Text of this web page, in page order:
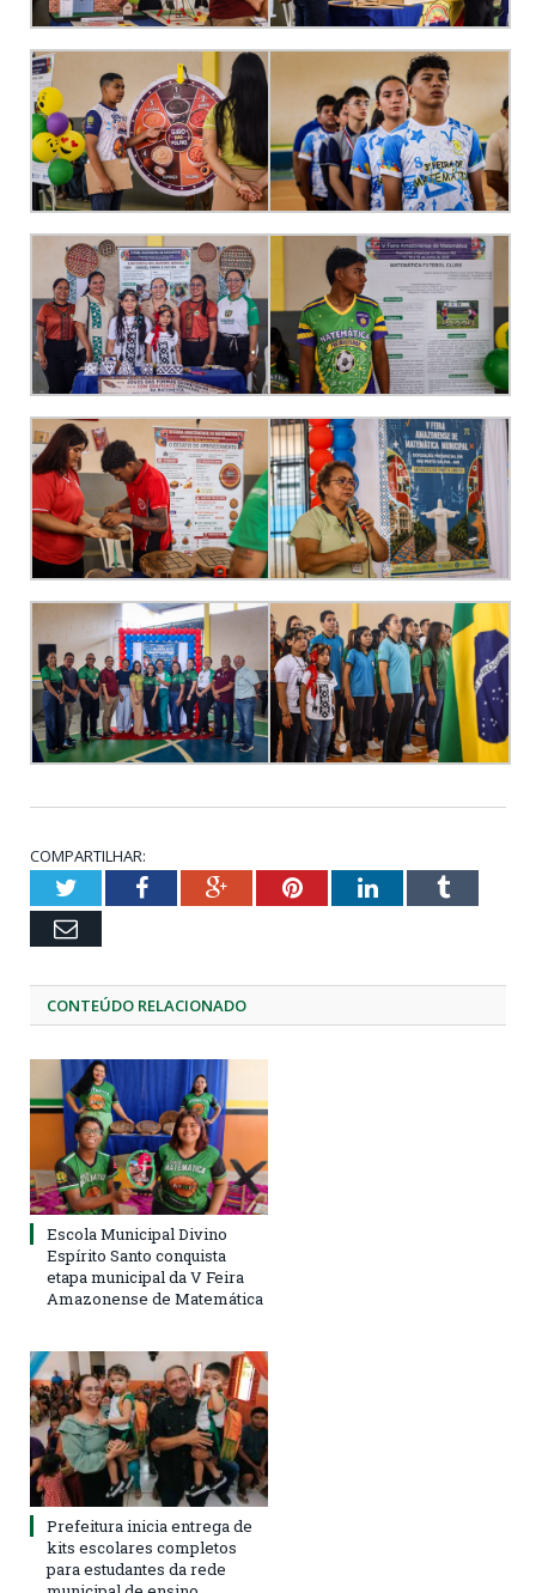
COMPARTILHAR:
TwitterFacebookGoogle+PinterestLinkedInTumblr
Email
CONTEÚDO RELACIONADO
Escola Municipal Divino
Espírito Santo conquista
etapa municipal da V Feira
Amazonense de Matemática
Prefeitura inicia entrega de
kits escolares completos
para estudantes da rede